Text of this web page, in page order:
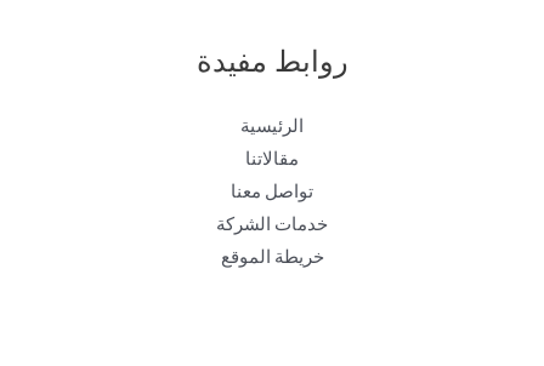
روابط مفيدة
الرئيسية
مقالاتنا
تواصل معنا
خدمات الشركة
خريطة الموقع